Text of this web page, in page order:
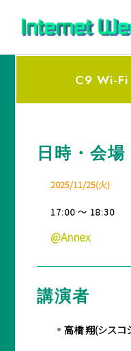
プログラム
お知らせ
主催・後援・委員
メディア掲載
BASICオンデマンド
C9 Wi-Fi
日時・会場
2025/11/25(火)
17:00 ～ 18:30
@Annex
講演者
高橋 翔(シスコ